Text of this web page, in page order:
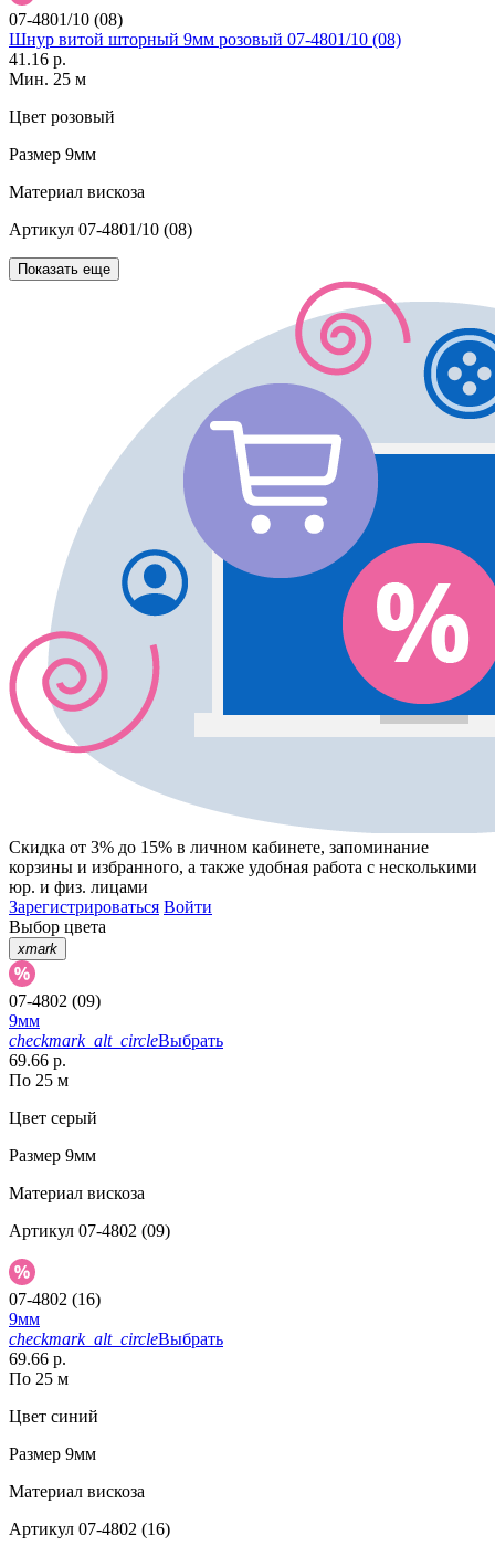
07-4801/10 (08)
Шнур витой шторный 9мм розовый 07-4801/10 (08)
41.16 р.
Мин. 25 м
Цвет розовый
Размер 9мм
Материал вискоза
Артикул 07-4801/10 (08)
Показать еще
Скидка от 3% до 15% в личном кабинете, запоминание
корзины и избранного, а также удобная работа с несколькими
юр. и физ. лицами
Зарегистрироваться Войти
Выбор цвета
xmark
07-4802 (09)
9мм
checkmark_alt_circleВыбрать
69.66 р.
По 25 м
Цвет серый
Размер 9мм
Материал вискоза
Артикул 07-4802 (09)
07-4802 (16)
9мм
checkmark_alt_circleВыбрать
69.66 р.
По 25 м
Цвет синий
Размер 9мм
Материал вискоза
Артикул 07-4802 (16)